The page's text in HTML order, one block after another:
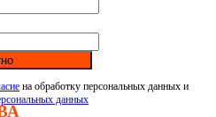
на обработку персональных данных и
данных